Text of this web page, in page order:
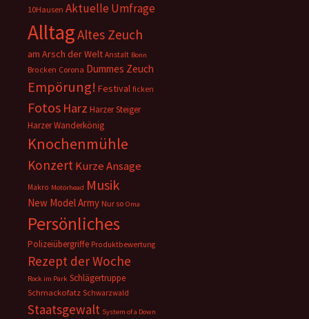
10Hausen Aktuelle Umfrage
AlltagAltes Zeuch
am Arsch der Welt Anstalt Bonn
Brocken Corona Dummes Zeuch
Empörung! Festival ficken
Fotos Harz Harzer Steiger
Harzer Wanderkönig
Knochenmühle
KonzertKurze Ansage
Makro Motörhead Musik
New Model Army Nur so Oma
Persönliches
Polizeiübergriffe Produktbewertung
Rezept der Woche
Rock im Park Schlägertruppe
Schmackofatz Schwarzwald
Staatsgewalt System of a Down